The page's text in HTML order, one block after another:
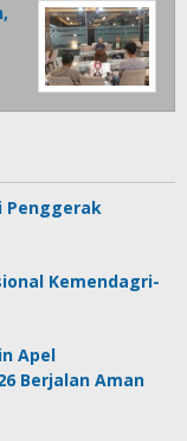
Penggerak
Kemendagri-
Apel
Berjalan Aman